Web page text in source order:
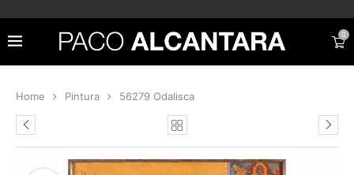
0
Home Pintura 56279 Odalisca